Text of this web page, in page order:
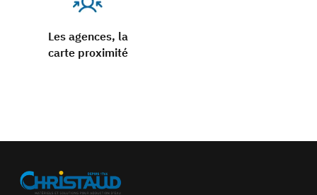
Les agences, la
carte proximité